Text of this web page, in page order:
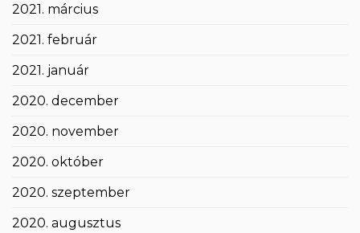
2021. március
2021. február
2021. január
2020. december
2020. november
2020. október
2020. szeptember
2020. augusztus